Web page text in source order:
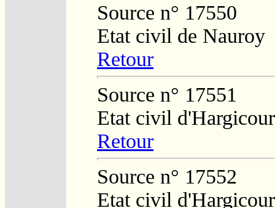
Source n° 17550
Etat civil de Nauroy
Retour
Source n° 17551
Etat civil
Retour
Source n° 17552
Etat civil